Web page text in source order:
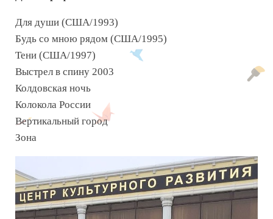
Для души (США/1993)
Будь со мною рядом (США/1995)
Тени (США/1997)
Выстрел в спину 2003
Колдовская ночь
Колокола России
Вертикальный город
Зона